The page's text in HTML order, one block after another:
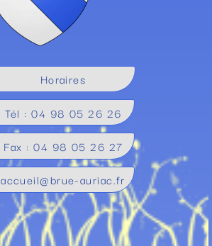
Horaires
Tél : 04 98 05 26 26
Fax : 04 98 05 26 27
accueil@brue-auriac.fr